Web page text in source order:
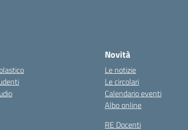
Novità
Le notizie
Le circolari
Calendario eventi
Albo online
RE Docenti